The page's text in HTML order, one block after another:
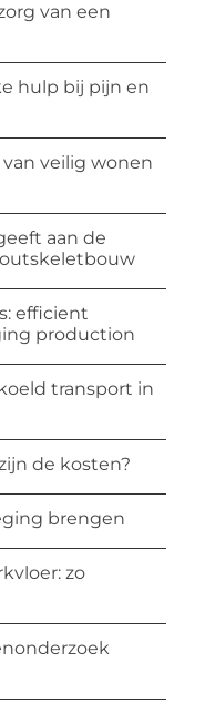
van een
hulp bij pijn en
veilig wonen
aan de
efficient
production
transport in
de kosten?
brengen
zo